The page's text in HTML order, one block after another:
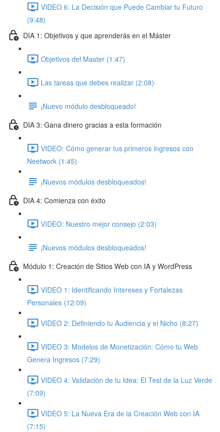
VIDEO 6: La Decisión que Puede Cambiar tu Futuro
(9:48)
DIA 1: Objetivos y que aprenderás en el Máster
Objetivos del Master (1:47)
Las tareas que debes realizar (2:08)
¡Nuevo módulo desbloqueado!
DIA 3: Gana dinero gracias a esta formación
VIDEO: Cómo generar tus primeros ingresos con
Neetwork (1:45)
¡Nuevos módulos desbloqueados!
DIA 4: Comienza con éxito
VIDEO: Nuestro mejor consejo (2:03)
¡Nuevos módulos desbloqueados!
Módulo 1: Creación de Sitios Web con IA y WordPress
VIDEO 1: Identificando Intereses y Fortalezas
Personales (12:09)
VIDEO 2: Definiendo tu Audiencia y el Nicho (8:27)
VIDEO 3: Modelos de Monetización: Cómo tu Web
Genera Ingresos (7:29)
VIDEO 4: Validación de tu Idea: El Test de la Luz Verde
(7:09)
VIDEO 5: La Nueva Era de la Creación Web con IA
(7:15)